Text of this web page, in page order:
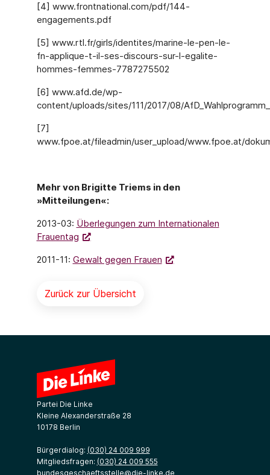
[4] www.frontnational.com/pdf/144-
engagements.pdf
[5] www.rtl.fr/girls/identites/marine-le-pen-le-
fn-applique-t-il-ses-discours-sur-l-egalite-
hommes-femmes-7787275502
[6] www.afd.de/wp-
content/uploads/sites/111/2017/08/
[7]
www.fpoe.at/fileadmin/user_upload/www.fpoe.at/
Mehr von Brigitte Triems in den
»Mitteilungen«:
2013-03: Überlegungen zum Internationalen
Frauentag
2011-11: Gewalt gegen Frauen
Zurück zur Übersicht
Partei Die Linke
Kleine Alexanderstraße 28
10178 Berlin
Bürgerdialog: (030) 24 009 999
Mitgliedsfragen: (030) 24 009 555
bundesgeschaeftsstelle@die-linke.de